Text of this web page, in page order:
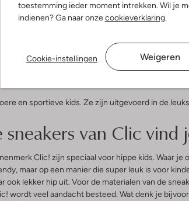
toestemming ieder moment intrekken. Wil je
indienen? Ga naar onzecookieverklaring.
Cookie-instellingen Weigeren
Laatste item
-60%
€ 114,99 € 45,99
en sportieve kids. Ze zijn uitgevoerd in de
van Clic vind
Clic! zijn speciaal voor hippe kids. Waar
maar op een manier die super leuk is voor
ook lekker hip uit. Voor de materialen van de
wordt veel aandacht besteed. Wat denk je